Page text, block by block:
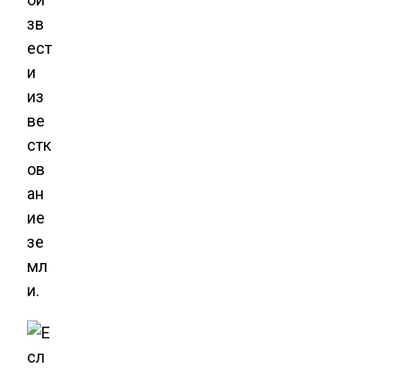
зв
ест
и
из
ве
стк
ов
ан
ие
зе
мл
и.